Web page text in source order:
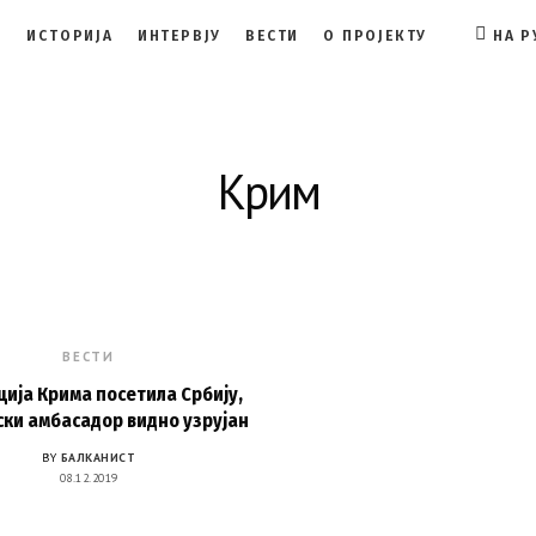
ИСТОРИЈА ИНТЕРВЈУ ВЕСТИ О ПРОЈЕКТУ НА
Крим
ВЕСТИ
Крима посетила Србију,
амбасадор видно узрујан
BY БАЛКАНИСТ
08.12.2019